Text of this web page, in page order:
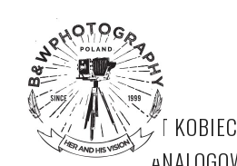
TOTA TUA – AKT